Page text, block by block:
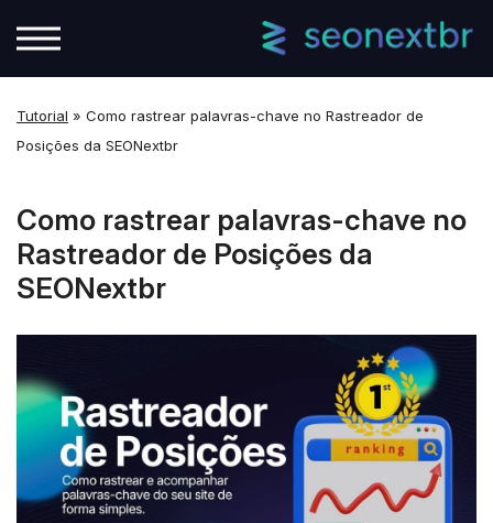
Tutorial » Como rastrear palavras-chave no Rastreador de
Posições da SEONextbr
Como rastrear palavras-chave no
Rastreador de Posições da
SEONextbr